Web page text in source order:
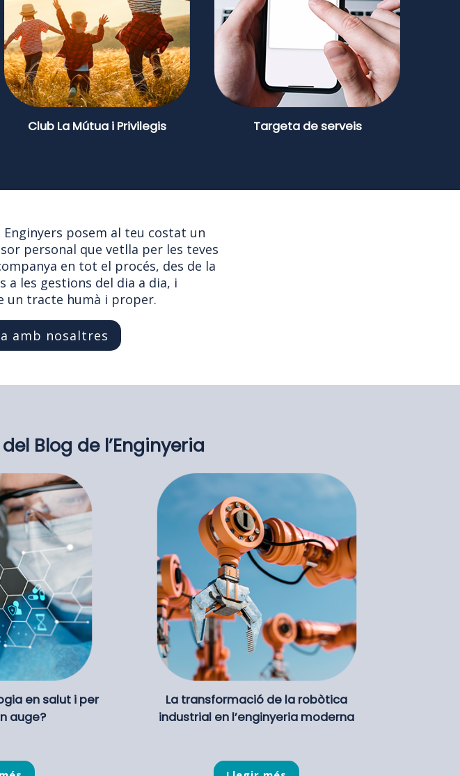
Club La Mútua i Privilegis Targeta de serveis
Enginyers posem al teu costat un
personal que vetlla per les teves
en tot el procés, des de la
a les gestions del dia a dia, i
un tracte humà i proper.
amb nosaltres
Blog de l’Enginyeria
en salut i per
auge?
La transformació de la robòtica
industrial en l’enginyeria moderna